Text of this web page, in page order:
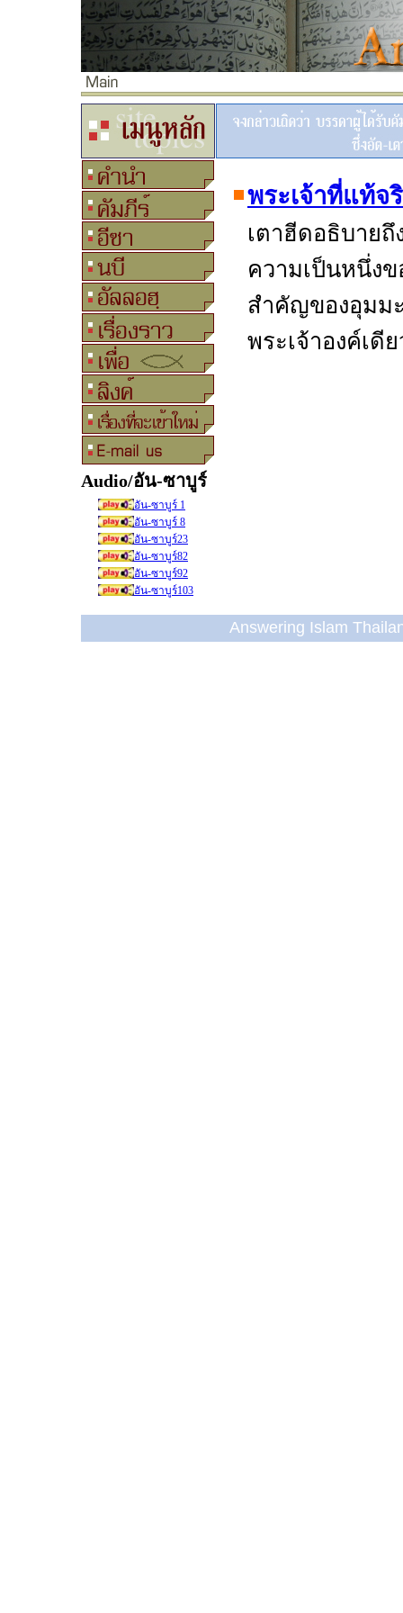
Audio/อัน-ซาบูร์
อัน-ซาบูร์ 1
อัน-ซาบูร์ 8
อัน-ซาบูร์23
อัน-ซาบูร์82
อัน-ซาบูร์92
อัน-ซาบูร์103
พระเจ้าที่แท้จ
เตาฮีดอธิบายถึ
ความเป็นหนึ่ง
สำคัญของอุมม
พระเจ้าองค์เดี
Answering Islam